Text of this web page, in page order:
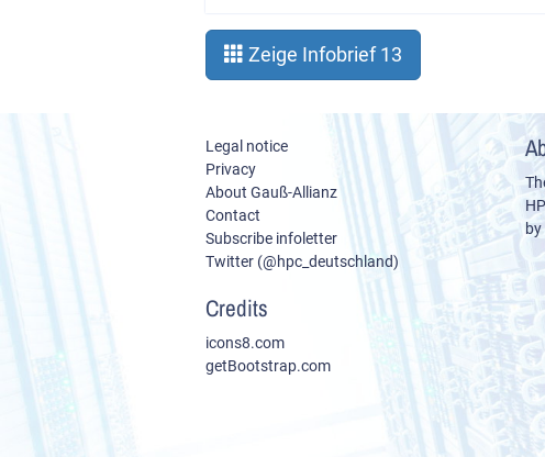
Zeige Infobrief 13
Legal notice
Privacy
About Gauß-Allianz
Contact
Subscribe infoletter
Twitter (@hpc_deutschland)
Credits
icons8.com
getBootstrap.com